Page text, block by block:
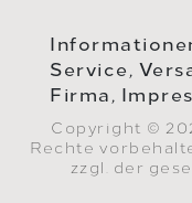
Service,
Firma,
Copyright ©
Rechte
zzgl. der